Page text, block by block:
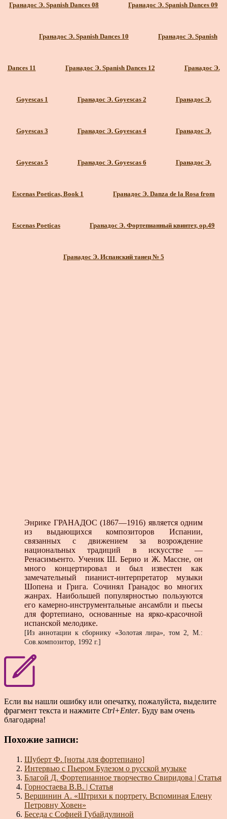
Гранадос Э. Spanish Dances 08 Гранадос Э. Spanish Dances 09
Гранадос Э. Spanish Dances 10 Гранадос Э. Spanish
Dances 11 Гранадос Э. Spanish Dances 12 Гранадос Э.
Goyescas 1 Гранадос Э. Goyescas 2 Гранадос Э.
Goyescas 3 Гранадос Э. Goyescas 4 Гранадос Э.
Goyescas 5 Гранадос Э. Goyescas 6 Гранадос Э.
Escenas Poeticas, Book 1 Гранадос Э. Danza de la Rosa from
Escenas Poeticas Гранадос Э. Фортепианный квинтет, ор.49
Гранадос Э. Испанский танец № 5
Энрике ГРАНАДОС (1867—1916) является одним
из выдающихся композиторов Испании,
связанных с движением за возрождение
национальных традиций в искусстве —
Ренасимьенто. Ученик Ш. Берио и Ж. Массне, он
много концертировал и был известен как
замечательный пианист-интерпретатор музыки
Шопена и Грига. Сочинял Гранадос во многих
жанрах. Наибольшей популярностью пользуются
его камерно-инструментальные ансамбли и пьесы
для фортепиано, основанные на ярко-красочной
испанской мелодике.
[Из аннотации к сборнику «Золотая лира», том 2, М.:
Сов.композитор, 1992 г.]
Если вы нашли ошибку или опечатку, пожалуйста, выделите
фрагмент текста и нажмите Ctrl+Enter. Буду вам очень
благодарна!
Похожие записи:
Шуберт Ф. [ноты для фортепиано]
Интервью с Пьером Булезом о русской музыке
Благой Д. Фортепианное творчество Свиридова | Статья
Горностаева В.В. | Статья
Вершинин А. «Штрихи к портрету. Вспоминая Елену
Петровну Ховен»
Беседа с Софией Губайдулиной